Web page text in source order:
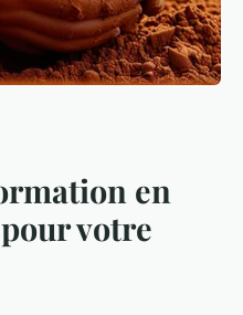
en
votre